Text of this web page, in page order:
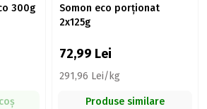
300g
Somon eco porționat
2x125g
72,99 Lei
291,96 Lei/kg
Produse similare